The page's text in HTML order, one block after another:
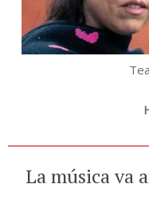
La música va